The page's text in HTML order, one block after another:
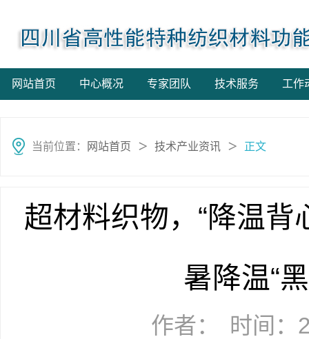
网站首页 中心概况 专家团队 技术服务 工作
当前位置： 网站首页 ＞ 技术产业资讯 ＞ 正文
超材料织物，“降温
暑降温“
作者： 时间：